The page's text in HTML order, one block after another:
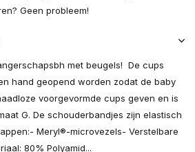
Geen probleem!
met beugels! De cups
hand geopend worden zodat de baby
voorgevormde cups geven en is
G. De schouderbandjes zijn elastisch
Meryl®-microvezels- Verstelbare
80% Polyamid...